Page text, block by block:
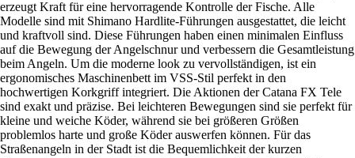
erzeugt Kraft für eine hervorragende Kontrolle der Fische. Alle
Modelle sind mit Shimano Hardlite-Führungen ausgestattet, die leicht
und kraftvoll sind. Diese Führungen haben einen minimalen Einfluss
auf die Bewegung der Angelschnur und verbessern die Gesamtleistung
beim Angeln. Um die moderne look zu vervollständigen, ist ein
ergonomisches Maschinenbett im VSS-Stil perfekt in den
hochwertigen Korkgriff integriert. Die Aktionen der Catana FX Tele
sind exakt und präzise. Bei leichteren Bewegungen sind sie perfekt für
kleine und weiche Köder, während sie bei größeren Größen
problemlos harte und große Köder auswerfen können. Für das
Straßenangeln in der Stadt ist die Bequemlichkeit der kurzen